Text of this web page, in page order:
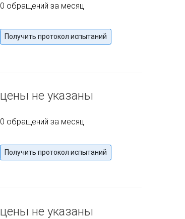
0 обращений за месяц
Получить протокол испытаний
цены не указаны
0 обращений за месяц
Получить протокол испытаний
цены не указаны